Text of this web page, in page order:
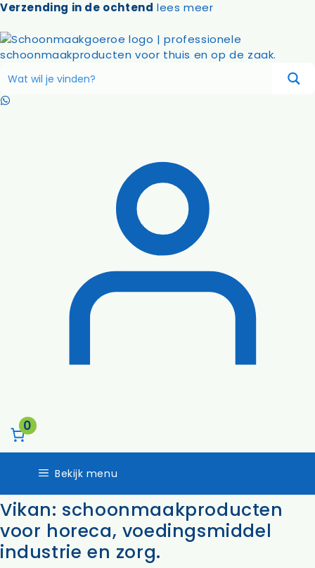
Ga
de
inhoud
Verzending in de ochtend lees meer
0
Bekijk menu
Vikan: schoonmaakproducten
voor horeca, voedingsmiddel
industrie en zorg.